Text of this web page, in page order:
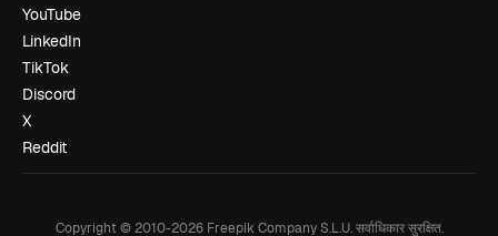
YouTube
LinkedIn
TikTok
Discord
X
Reddit
Copyright © 2010-2026Freepik Company S.L.U. सर्वाधिकार सुरक्षित.